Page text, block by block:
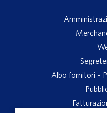
Albo fornitori –